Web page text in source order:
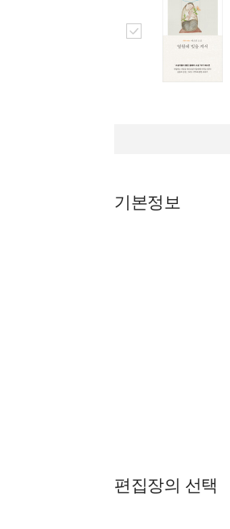
기본정보
편집장의 선택